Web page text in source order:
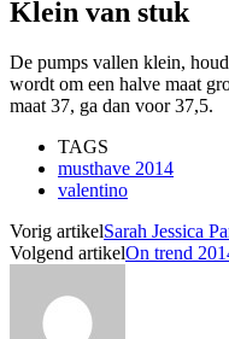
Klein van stuk
De pumps vallen klein,
wordt om een halve maat
maat 37, ga dan voor 37,5.
TAGS
musthave 2014
valentino
Vorig artikelSarah Jessica
Volgend artikelOn trend